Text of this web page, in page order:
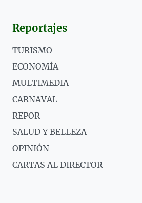
Reportajes
TURISMO
ECONOMÍA
MULTIMEDIA
CARNAVAL
REPOR
SALUD Y BELLEZA
OPINIÓN
CARTAS AL DIRECTOR